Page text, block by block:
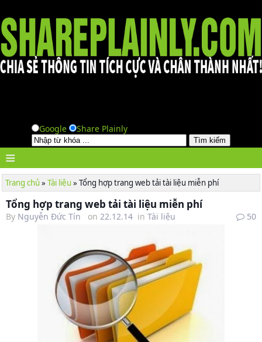
Google Share Plainly
≡
Trang chủ » Tài liệu » Tổng hợp trang web tải tài liệu miễn phí
Tổng hợp trang web tải tài liệu miễn phí
By Nguyễn Đức Tín on22.12.14 inTài liệu 50